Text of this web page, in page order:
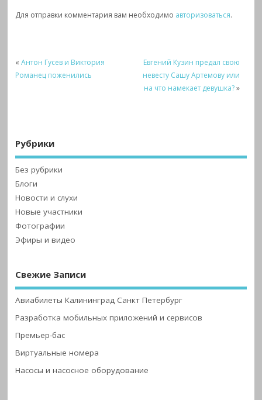
Для отправки комментария вам необходимо авторизоваться.
«Антон Гусев и Виктория
Романец поженились
Евгений Кузин предал свою
невесту Сашу Артемову или
на что намекает девушка?»
Рубрики
Без рубрики
Блоги
Новости и слухи
Новые участники
Фотографии
Эфиры и видео
Свежие Записи
Авиабилеты Калининград Санкт Петербург
Разработка мобильных приложений и сервисов
Премьер-бас
Виртуальные номера
Насосы и насосное оборудование